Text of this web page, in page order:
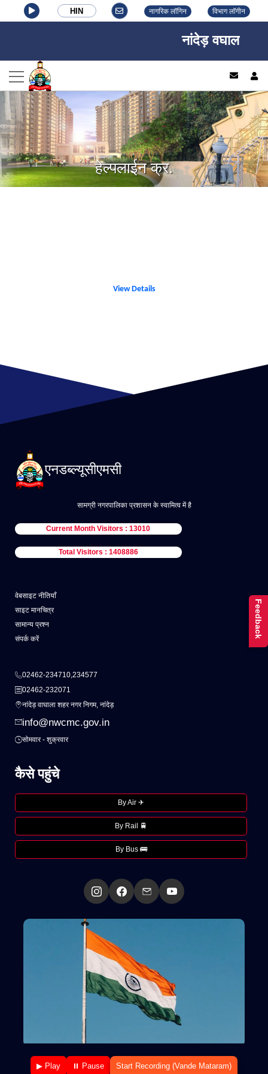
HIN नागरिक लॉगिन विभाग लॉगीन
नांदेड़ वघाला नगर
हेल्पलाईन क्र.
View Details
एनडब्ल्यूसीएमसी
सामग्री नगरपालिका प्रशासन के स्वामित्व में है
Current Month Visitors : 13010
Total Visitors : 1408886
वेबसाइट नीतियाँ
साइट मानचित्र
सामान्य प्रश्न
संपर्क करें
02462-234710,234577
02462-232071
नांदेड़ वाघाला शहर नगर निगम, नांदेड़
info@nwcmc.gov.in
सोमवार - शुक्रवार
कैसे पहुंचे
By Air ✈
By Rail 🚆
By Bus 🚌
▶ Play ⏸ Pause Start Recording (Vande Mataram)
Feedback